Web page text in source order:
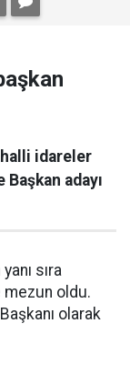
idareler
adayı
sıra
oldu.
olarak